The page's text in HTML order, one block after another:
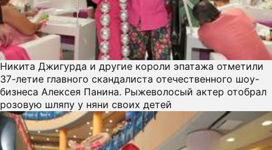
ИГРЫ
ПРЕСС-РЕЛИЗЫ
О ПРОЕКТЕ
Никита Джигурда и другие короли эпатажа отметили
37-летие главного скандалиста отечественного шоу-
бизнеса Алексея Панина. Рыжеволосый актер отобрал
розовую шляпу у няни своих детей